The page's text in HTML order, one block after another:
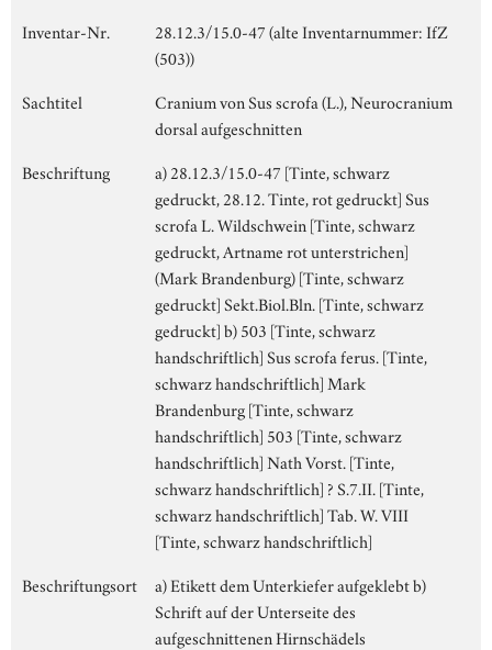
Inventar-Nr.
28.12.3/15.0-47 (alte Inventarnummer: IfZ
(503))
Sachtitel
Cranium von Sus scrofa (L.), Neurocranium
dorsal aufgeschnitten
Beschriftung
a) 28.12.3/15.0-47 [Tinte, schwarz
gedruckt, 28.12. Tinte, rot gedruckt] Sus
scrofa L. Wildschwein [Tinte, schwarz
gedruckt, Artname rot unterstrichen]
(Mark Brandenburg) [Tinte, schwarz
gedruckt] Sekt.Biol.Bln. [Tinte, schwarz
gedruckt] b) 503 [Tinte, schwarz
handschriftlich] Sus scrofa ferus. [Tinte,
schwarz handschriftlich] Mark
Brandenburg [Tinte, schwarz
handschriftlich] 503 [Tinte, schwarz
handschriftlich] Nath Vorst. [Tinte,
schwarz handschriftlich] ? S.7.II. [Tinte,
schwarz handschriftlich] Tab. W. VIII
[Tinte, schwarz handschriftlich]
Beschriftungsort
a) Etikett dem Unterkiefer aufgeklebt b)
Schrift auf der Unterseite des
aufgeschnittenen Hirnschädels